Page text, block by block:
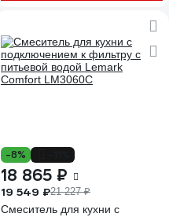
-8%
18 865 ₽
19 549 ₽21 227 ₽
Смеситель для кухни с